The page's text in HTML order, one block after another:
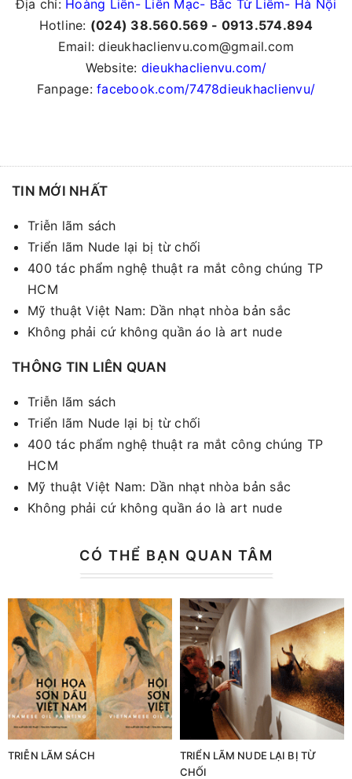
Địa chỉ: Hoàng Liên- Liên Mạc- Bắc Từ Liêm- Hà Nội
Hotline: (024) 38.560.569 - 0913.574.894
Email: dieukhaclienvu.com@gmail.com
Website: dieukhaclienvu.com/
Fanpage:facebook.com/7478dieukhaclienvu/
TIN MỚI NHẤT
Triễn lãm sách
Triển lãm Nude lại bị từ chối
400 tác phẩm nghệ thuật ra mắt công chúng TP
HCM
Mỹ thuật Việt Nam: Dần nhạt nhòa bản sắc
Không phải cứ không quần áo là art nude
THÔNG TIN LIÊN QUAN
Triễn lãm sách
Triển lãm Nude lại bị từ chối
400 tác phẩm nghệ thuật ra mắt công chúng TP
HCM
Mỹ thuật Việt Nam: Dần nhạt nhòa bản sắc
Không phải cứ không quần áo là art nude
CÓ THỂ BẠN QUAN TÂM
TRIỄN LÃM SÁCH
TRIỂN LÃM NUDE LẠI BỊ TỪ
CHỐI